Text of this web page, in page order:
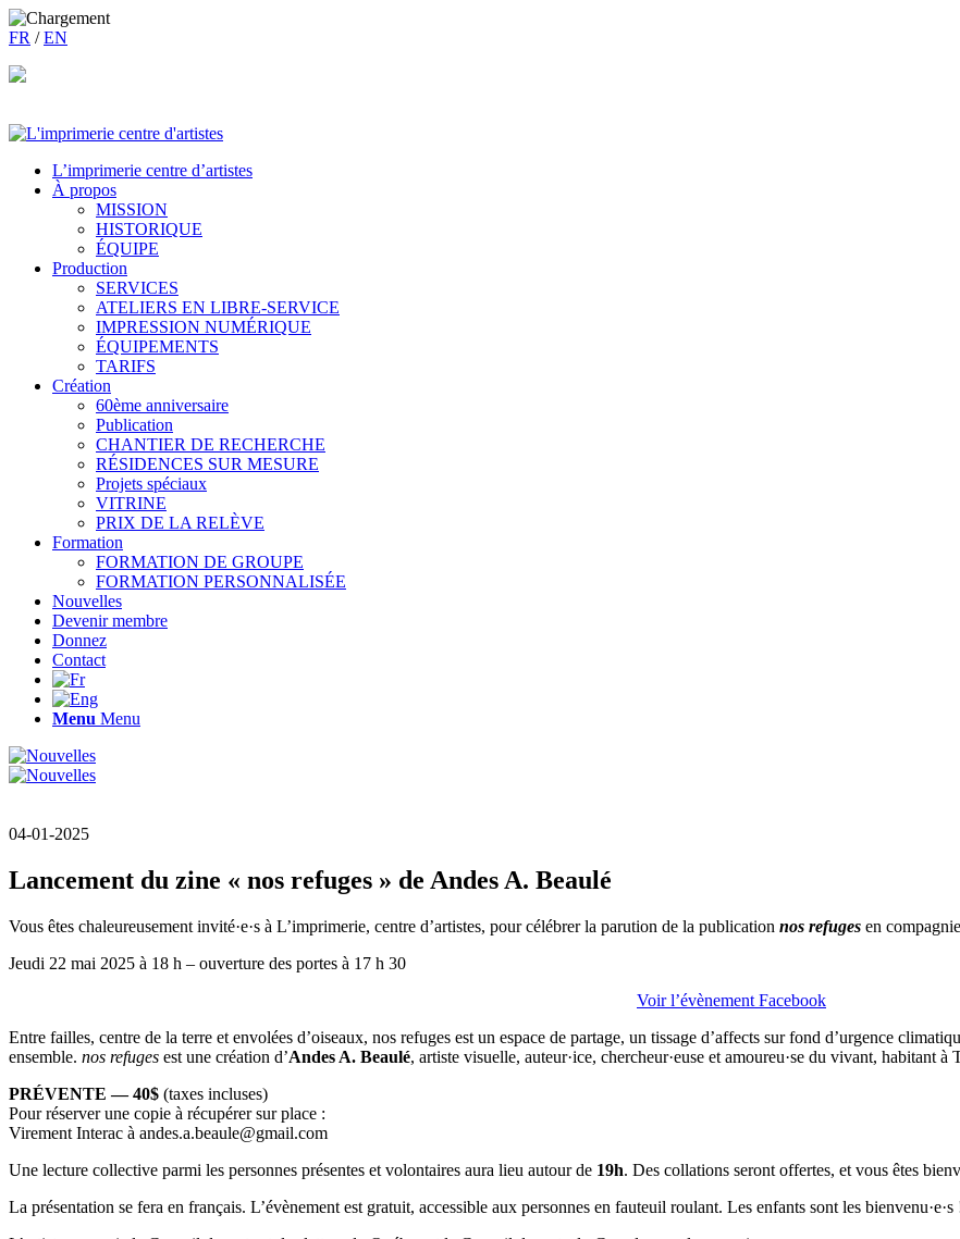
FR /EN
L’imprimerie centre d’artistes
À propos
MISSION
HISTORIQUE
ÉQUIPE
Production
SERVICES
ATELIERS EN LIBRE-SERVICE
IMPRESSION NUMÉRIQUE
ÉQUIPEMENTS
TARIFS
Création
60ème anniversaire
Publication
CHANTIER DE RECHERCHE
RÉSIDENCES SUR MESURE
Projets spéciaux
VITRINE
PRIX DE LA RELÈVE
Formation
FORMATION DE GROUPE
FORMATION PERSONNALISÉE
Nouvelles
Devenir membre
Donnez
Contact
Menu Menu
04-01-2025
Lancement du zine « nos refuges » de Andes A. Beaulé
Vous êtes chaleureusement invité·e·s à L’imprimerie, centre d’artistes, pour célébrer la parution de la publication nos refuges en
Jeudi 22 mai 2025 à 18 h – ouverture des portes à 17 h 30
Voir l’évènement Facebook
Entre failles, centre de la terre et envolées d’oiseaux, nos refuges est un espace de partage, un tissage d’affects sur fond d’urgence
ensemble. nos refuges est une création d’Andes A. Beaulé, artiste visuelle, auteur·ice, chercheur·euse et amoureu·se du vivant, habitant
PRÉVENTE — 40$ (taxes incluses)
Pour réserver une copie à récupérer sur place :
Virement Interac à andes.a.beaule@gmail.com
Une lecture collective parmi les personnes présentes et volontaires aura lieu autour de 19h. Des collations seront offertes, et vous êtes
La présentation se fera en français. L’évènement est gratuit, accessible aux personnes en fauteuil roulant. Les enfants sont les bienvenu·e·s